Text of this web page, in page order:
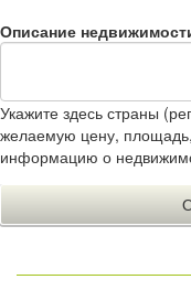
Описание
Укажите здесь страны
желаемую цену,
информацию о